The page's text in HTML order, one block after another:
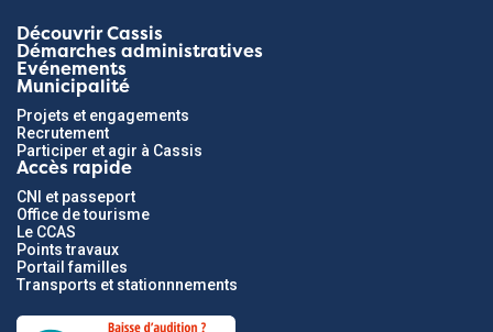
Découvrir Cassis
Démarches administratives
Evénements
Municipalité
Projets et engagements
Recrutement
Participer et agir à Cassis
Accès rapide
CNI et passeport
Office de tourisme
Le CCAS
Points travaux
Portail familles
Transports et stationnnements